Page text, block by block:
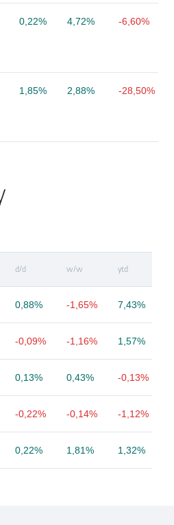
0,22% 4,72% -6,60%
1,85% 2,88% -28,50%
d/d w/w ytd
0,88% -1,65% 7,43%
-0,09% -1,16% 1,57%
0,13% 0,43% -0,13%
-0,22% -0,14% -1,12%
0,22% 1,81% 1,32%